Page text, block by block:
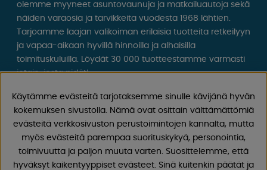
olemme myyneet asuntovaunuja ja matkailuautoja sekä
näiden varaosia ja tarvikkeita vuodesta 1968 lähtien.
Tarjoamme laajan valikoiman erilaisia ​​tuotteita retkeilyyn
ja vapaa-aikaan hyvillä hinnoilla ja alhaisilla
toimituskuluilla. Löydät 30 000 tuotteestamme varmasti
jotain, josta pidät!
Seuraa meitä Facebookissa ja Instagramissa saadaksesi
inspiraatiota, uutisia ja ainutlaatuisia tarjouksia.
Leirintäelämä alkaa meiltä!
Käytämme evästeitä tarjotaksemme sinulle kävijänä hyvän
kokemuksen sivustolla. Nämä ovat osittain välttämättömiä
evästeitä verkkosivuston perustoimintojen kannalta, mutta
myös evästeitä parempaa suorituskykyä, personointia,
toimivuutta ja paljon muuta varten. Suosittelemme, että
hyväksyt kaikentyyppiset evästeet. Sinä kuitenkin päätät ja